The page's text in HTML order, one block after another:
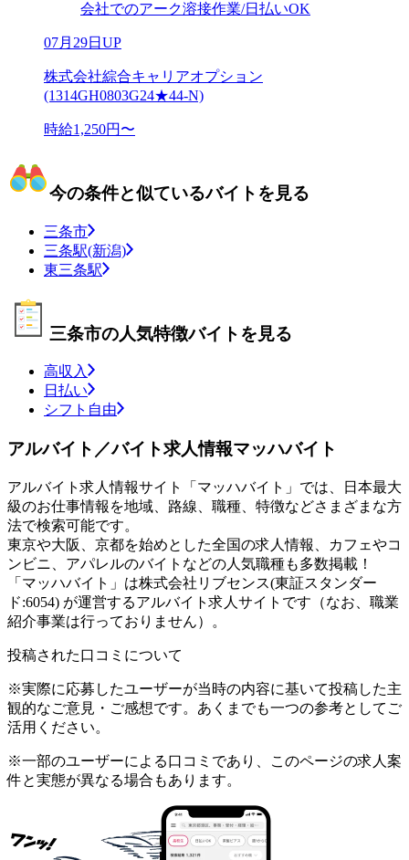
会社でのアーク溶接作業/日払いOK
07月29日UP
株式会社綜合キャリアオプション
(1314GH0803G24★44-N)
時給1,250円〜
今の条件と似ているバイトを見る
三条市
三条駅(新潟)
東三条駅
三条市の人気特徴バイトを見る
高収入
日払い
シフト自由
アルバイト／バイト求人情報マッハバイト
アルバイト求人情報サイト「マッハバイト」では、日本最大
級のお仕事情報を地域、路線、職種、特徴などさまざまな方
法で検索可能です。
東京や大阪、京都を始めとした全国の求人情報、カフェやコ
ンビニ、アパレルのバイトなどの人気職種も多数掲載！
「マッハバイト」は株式会社リブセンス(東証スタンダー
ド:6054) が運営するアルバイト求人サイトです（なお、職業
紹介事業は行っておりません）。
投稿された口コミについて
※実際に応募したユーザーが当時の内容に基いて投稿した主
観的なご意見・ご感想です。あくまでも一つの参考としてご
活用ください。
※一部のユーザーによる口コミであり、このページの求人案
件と実態が異なる場合もあります。